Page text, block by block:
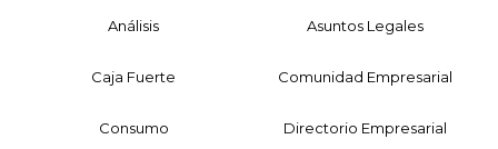
Análisis Asuntos Legales
Caja Fuerte Comunidad Empresarial
Consumo Directorio Empresarial